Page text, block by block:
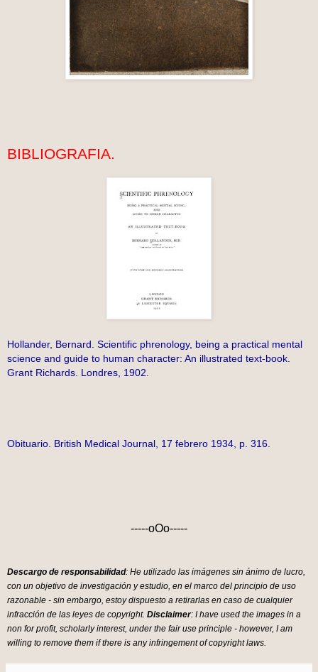
BIBLIOGRAFIA.
Hollander, Bernard. Scientific phrenology, being a practical mental
science and guide to human character: An illustrated text-book.
Grant Richards. Londres, 1902.
Obituario. British Medical Journal, 17 febrero 1934, p. 316.
-----oOo-----
Descargo de responsabilidad: He utilizado las imágenes sin ánimo de lucro,
con un objetivo de investigación y estudio, en el marco del principio de uso
razonable - sin embargo, estoy dispuesto a retirarlas en caso de cualquier
infracción de las leyes de copyright. Disclaimer: I have used the images in a
non for profit, scholarly interest, under the fair use principle - however, I am
willing to remove them if there is any infringement of copyright laws.